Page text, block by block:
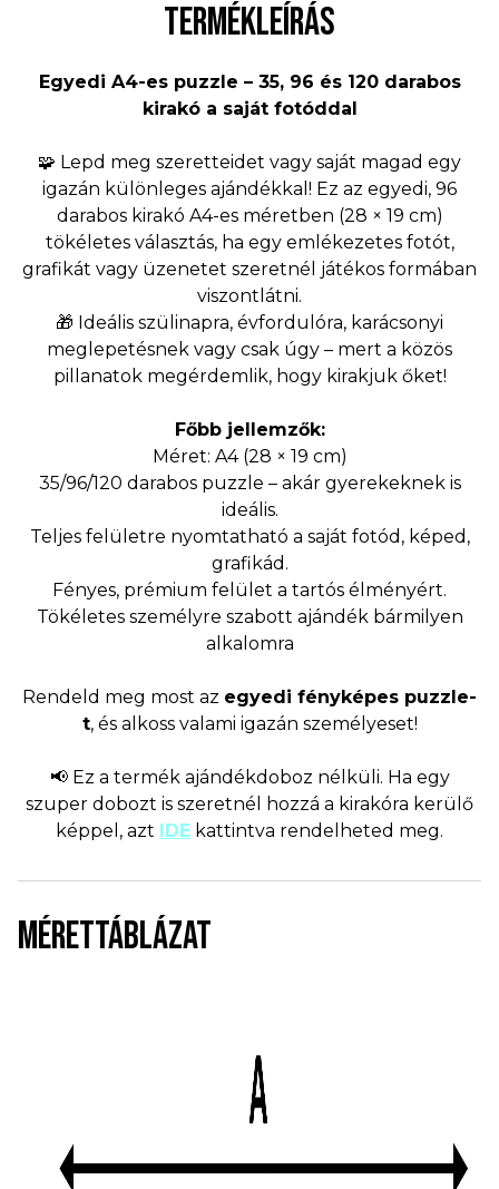
TERMÉKLEÍRÁS
Egyedi A4-es puzzle – 35, 96 és 120 darabos
kirakó a saját fotóddal
🧩 Lepd meg szeretteidet vagy saját magad egy
igazán különleges ajándékkal! Ez az egyedi, 96
darabos kirakó A4-es méretben (28 × 19 cm)
tökéletes választás, ha egy emlékezetes fotót,
grafikát vagy üzenetet szeretnél játékos formában
viszontlátni.
🎁 Ideális szülinapra, évfordulóra, karácsonyi
meglepetésnek vagy csak úgy – mert a közös
pillanatok megérdemlik, hogy kirakjuk őket!
Főbb jellemzők:
Méret: A4 (28 × 19 cm)
35/96/120 darabos puzzle – akár gyerekeknek is
ideális.
Teljes felületre nyomtatható a saját fotód, képed,
grafikád.
Fényes, prémium felület a tartós élményért.
Tökéletes személyre szabott ajándék bármilyen
alkalomra
Rendeld meg most az egyedi fényképes puzzle-
t, és alkoss valami igazán személyeset!
📢 Ez a termék ajándékdoboz nélküli. Ha egy
szuper dobozt is szeretnél hozzá a kirakóra kerülő
képpel, azt IDE kattintva rendelheted meg.
MÉRETTÁBLÁZAT